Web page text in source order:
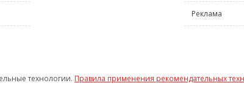
Реклама
технологии. Правила применения рекомендательных